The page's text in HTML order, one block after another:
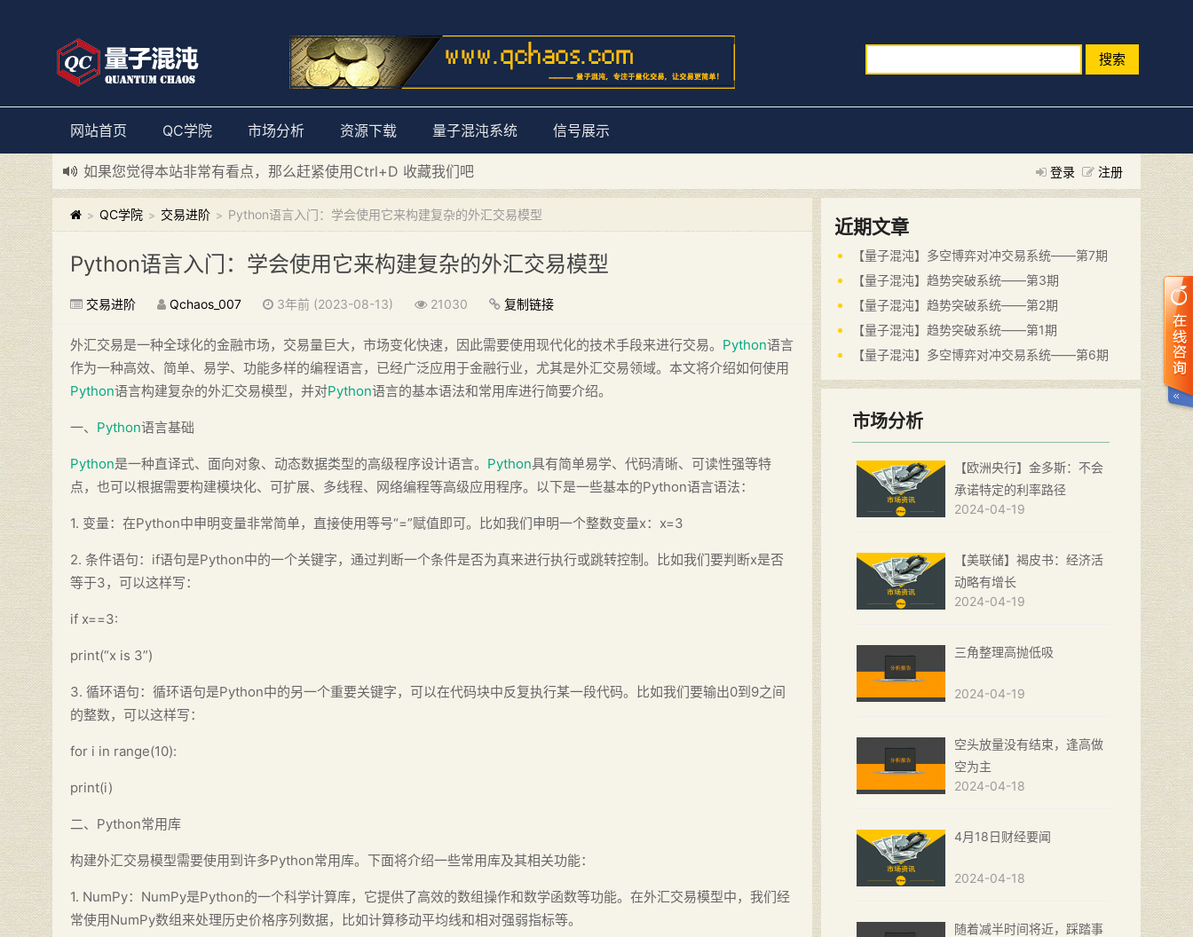
搜索
网站首页 QC学院 市场分析 资源下载 量子混沌系统 信号展示
登录 注册
如果您觉得本站非常有看点，那么赶紧使用Ctrl+D 收藏我们吧
新添加量子混沌系统板块，欢迎大家访问！---“量子混沌系统”
> QC学院 > 交易进阶 > Python语言入门：学会使用它来构建复杂的外汇交易模型
Python语言入门：学会使用它来构建复杂的外汇交易模型
交易进阶 Qchaos_007 3年前 (2023-08-13) 21030 复制链接
外汇交易是一种全球化的金融市场，交易量巨大，市场变化快速，因此需要使用现代化的技术手段来进行交易。 Python语言
作为一种高效、简单、易学、功能多样的编程语言，已经广泛应用于金融行业，尤其是外汇交易领域。本文将介绍如何使用
Python语言构建复杂的外汇交易模型，并对Python语言的基本语法和常用库进行简要介绍。
一、 Python语言基础
Python是一种直译式、面向对象、动态数据类型的高级程序设计语言。 Python具有简单易学、代码清晰、可读性强等特
点，也可以根据需要构建模块化、可扩展、多线程、网络编程等高级应用程序。以下是一些基本的Python语言语法：
1. 变量：在Python中申明变量非常简单，直接使用等号“=”赋值即可。比如我们申明一个整数变量x：x=3
2. 条件语句：if语句是Python中的一个关键字，通过判断一个条件是否为真来进行执行或跳转控制。比如我们要判断x是否
等于3，可以这样写：
if x==3:
print(“x is 3”)
3. 循环语句：循环语句是Python中的另一个重要关键字，可以在代码块中反复执行某一段代码。比如我们要输出0到9之间
的整数，可以这样写：
for i in range(10):
print(i)
二、Python常用库
构建外汇交易模型需要使用到许多Python常用库。下面将介绍一些常用库及其相关功能：
1. NumPy：NumPy是Python的一个科学计算库，它提供了高效的数组操作和数学函数等功能。在外汇交易模型中，我们经
常使用NumPy数组来处理历史价格序列数据，比如计算移动平均线和相对强弱指标等。
近期文章
【量子混沌】多空博弈对冲交易系统——第7期
【量子混沌】趋势突破系统——第3期
【量子混沌】趋势突破系统——第2期
【量子混沌】趋势突破系统——第1期
【量子混沌】多空博弈对冲交易系统——第6期
市场分析
【欧洲央行】金多斯：不会
承诺特定的利率路径
2024-04-19
【美联储】褐皮书：经济活
动略有增长
2024-04-19
三角整理高抛低吸
2024-04-19
空头放量没有结束，逢高做
空为主
2024-04-18
4月18日财经要闻
2024-04-18
随着减半时间将近，踩踏事